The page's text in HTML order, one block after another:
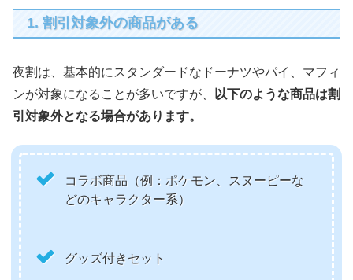
1. 割引対象外の商品がある
夜割は、基本的にスタンダードなドーナツやパイ、マフィ
ンが対象になることが多いですが、
以下のような商品は割
引対象外となる場合があります。
コラボ商品（例：ポケモン、スヌーピーな
どのキャラクター系）
グッズ付きセット